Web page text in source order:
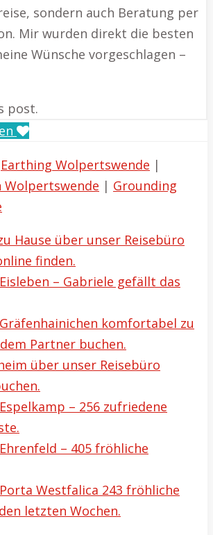
sondern auch Beratung per
Mir wurden direkt die besten
Wünsche vorgeschlagen –
post.
Earthing Wolpertswende |
| Grounding
Hause über unser Reisebüro
finden.
– Gabriele gefällt das
komfortabel zu
Partner buchen.
über unser Reisebüro
– 256 zufriedene
– 405 fröhliche
Westfalica 243 fröhliche
letzten Wochen.